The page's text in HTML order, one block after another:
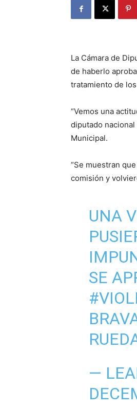
La Cámara de
de haberlo
tratamiento de
“Vemos una
diputado
Municipal.
“Se muestran
comisión y
UNA
SE
—